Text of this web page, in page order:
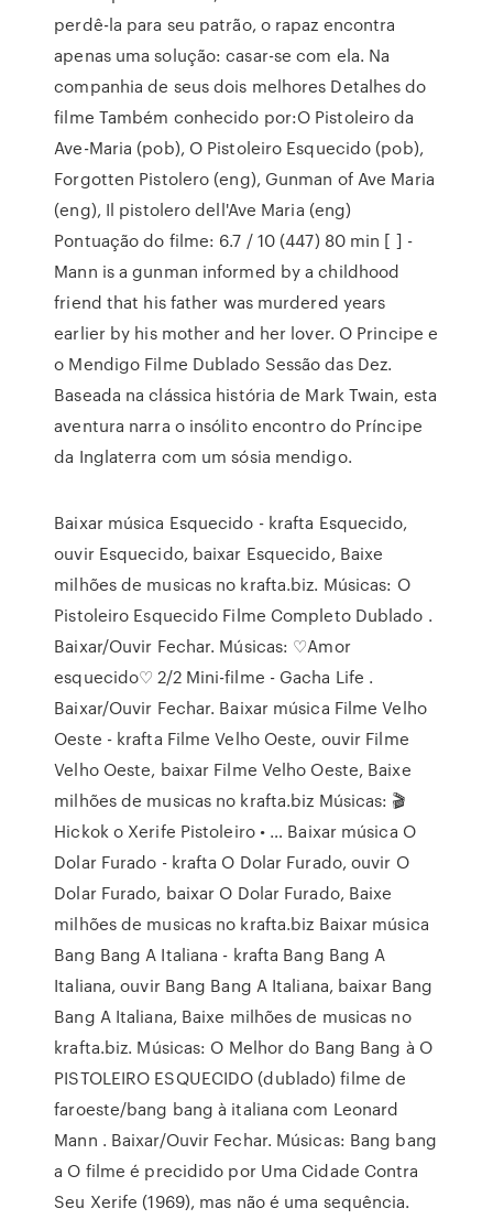
perdê-la para seu patrão, o rapaz encontra
apenas uma solução: casar-se com ela. Na
companhia de seus dois melhores Detalhes do
filme Também conhecido por:O Pistoleiro da
Ave-Maria (pob), O Pistoleiro Esquecido (pob),
Forgotten Pistolero (eng), Gunman of Ave Maria
(eng), Il pistolero dell'Ave Maria (eng)
Pontuação do filme: 6.7 / 10 (447) 80 min [ ] -
Mann is a gunman informed by a childhood
friend that his father was murdered years
earlier by his mother and her lover. O Principe e
o Mendigo Filme Dublado Sessão das Dez.
Baseada na clássica história de Mark Twain, esta
aventura narra o insólito encontro do Príncipe
da Inglaterra com um sósia mendigo.
Baixar música Esquecido - krafta Esquecido,
ouvir Esquecido, baixar Esquecido, Baixe
milhões de musicas no krafta.biz. Músicas: O
Pistoleiro Esquecido Filme Completo Dublado .
Baixar/Ouvir Fechar. Músicas: ♡Amor
esquecido♡ 2/2 Mini-filme - Gacha Life .
Baixar/Ouvir Fechar. Baixar música Filme Velho
Oeste - krafta Filme Velho Oeste, ouvir Filme
Velho Oeste, baixar Filme Velho Oeste, Baixe
milhões de musicas no krafta.biz Músicas: 🎬
Hickok o Xerife Pistoleiro • … Baixar música O
Dolar Furado - krafta O Dolar Furado, ouvir O
Dolar Furado, baixar O Dolar Furado, Baixe
milhões de musicas no krafta.biz Baixar música
Bang Bang A Italiana - krafta Bang Bang A
Italiana, ouvir Bang Bang A Italiana, baixar Bang
Bang A Italiana, Baixe milhões de musicas no
krafta.biz. Músicas: O Melhor do Bang Bang à O
PISTOLEIRO ESQUECIDO (dublado) filme de
faroeste/bang bang à italiana com Leonard
Mann . Baixar/Ouvir Fechar. Músicas: Bang bang
a O filme é precidido por Uma Cidade Contra
Seu Xerife (1969), mas não é uma sequência.